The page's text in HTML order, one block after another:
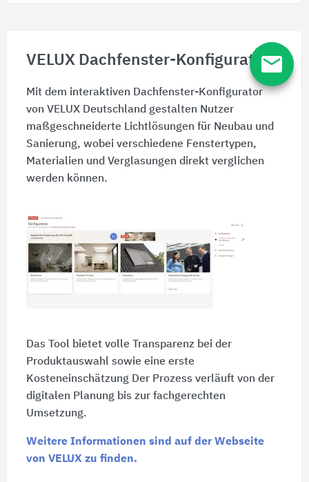
email
VELUX Dachfenster-Konfigurator
Mit dem interaktiven Dachfenster-Konfigurator
von VELUX Deutschland gestalten Nutzer
maßgeschneiderte Lichtlösungen für Neubau und
Sanierung, wobei verschiedene Fenstertypen,
Materialien und Verglasungen direkt verglichen
werden können.
Das Tool bietet volle Transparenz bei der
Produktauswahl sowie eine erste
Kosteneinschätzung Der Prozess verläuft von der
digitalen Planung bis zur fachgerechten
Umsetzung.
Weitere Informationen sind auf der Webseite
von VELUX zu finden.